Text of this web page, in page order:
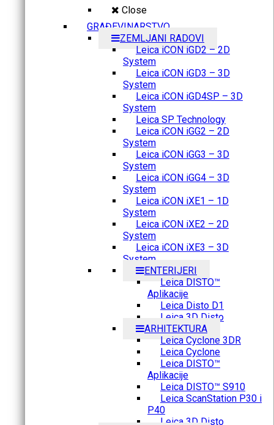
Close
GRAĐEVINARSTVO
ZEMLJANI RADOVI
Leica iCON iGD2 – 2D
System
Leica iCON iGD3 – 3D
System
Leica iCON iGD4SP – 3D
System
Leica SP Technology
Leica iCON iGG2 – 2D
System
Leica iCON iGG3 – 3D
System
Leica iCON iGG4 – 3D
System
Leica iCON iXE1 – 1D
System
Leica iCON iXE2 – 2D
System
Leica iCON iXE3 – 3D
System
ENTERIJERI
Leica DISTO™
Aplikacije
Leica Disto D1
Leica 3D Disto
ARHITEKTURA
Leica Cyclone 3DR
Leica Cyclone
Leica DISTO™
Aplikacije
Leica DISTO™ S910
Leica ScanStation P30 i
P40
Leica 3D Disto